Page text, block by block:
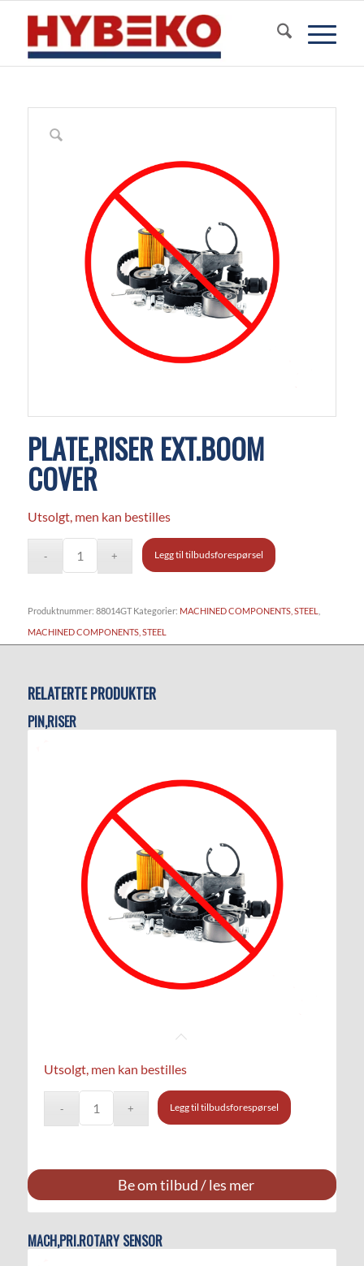
PLATE,RISER EXT.BOOM
COVER
Utsolgt, men kan bestilles
Legg til tilbudsforespørsel
Produktnummer: 88014GT Kategorier: MACHINED COMPONENTS, STEEL
MACHINED COMPONENTS, STEEL
RELATERTE PRODUKTER
PIN,RISER
Utsolgt, men kan bestilles
Legg til tilbudsforespørsel
Be om tilbud / les mer
MACH,PRI.ROTARY SENSOR